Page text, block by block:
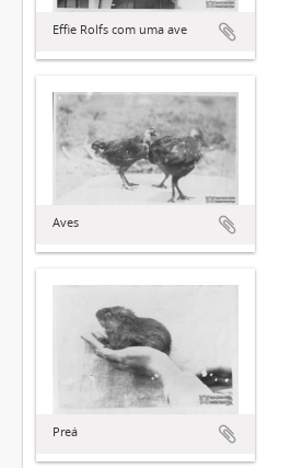
Effie Rolfs com uma ave
Aves
Preá